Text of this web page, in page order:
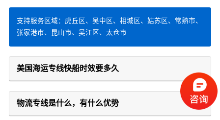
支持服务区域：虎丘区、吴中区、相城区、姑苏区、常熟市、
张家港市、昆山市、吴江区、太仓市
美国海运专线快船时效要多久
物流专线是什么，有什么优势